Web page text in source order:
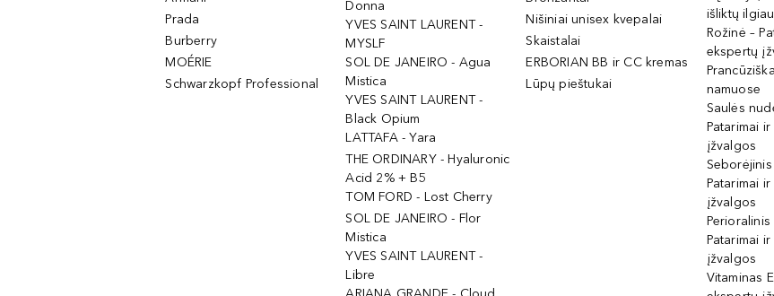
Prada
Burberry
MOÉRIE
Schwarzkopf Professional
Donna
YVES SAINT LAURENT -
MYSLF
SOL DE JANEIRO - Agua
Mistica
YVES SAINT LAURENT -
Black Opium
LATTAFA - Yara
THE ORDINARY - Hyaluronic
Acid 2% + B5
TOM FORD - Lost Cherry
SOL DE JANEIRO - Flor
Mistica
YVES SAINT LAURENT -
Libre
Nišiniai unisex kvepalai
Skaistalai
ERBORIAN BB ir CC kremas
Lūpų pieštukai
išliktų ilgiau
Rožinė –
ekspertų
namuose
Saulės
Patarimai
įžvalgos
Patarimai
įžvalgos
Patarimai
įžvalgos
Vitaminas